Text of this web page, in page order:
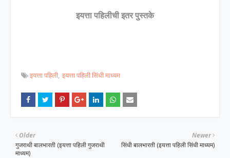
इयत्ता पहिलीची इतर पुस्तके
इयत्ता पहिली इयत्ता पहिली सिंधी माध्यम
Newer
सिंधी बालभारती (इयत्ता पहिली सिंधी माध्यम)
Older
गुजराथी बालभारती (इयत्ता पहिली गुजराथी
माध्यम)